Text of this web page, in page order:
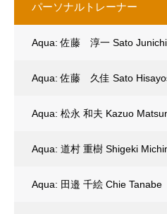
パーソナルトレーナー
Aqua: 佐藤 淳一 Sato Junichi
Aqua: 佐藤 久佳 Sato
Aqua: 松永 和夫 Kazuo
Aqua: 道村 重樹 Shigeki
Aqua: 田邉 千絵 Chie Tanabe